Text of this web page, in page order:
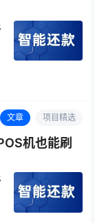
文章 项目精选
机也能刷